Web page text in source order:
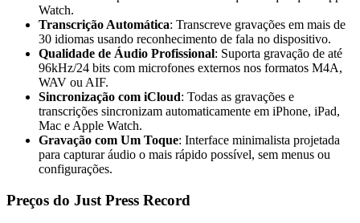
Watch.
Transcrição Automática: Transcreve gravações em mais de
30 idiomas usando reconhecimento de fala no dispositivo.
Qualidade de Áudio Profissional: Suporta gravação de até
96kHz/24 bits com microfones externos nos formatos M4A,
WAV ou AIF.
Sincronização com iCloud: Todas as gravações e
transcrições sincronizam automaticamente em iPhone, iPad,
Mac e Apple Watch.
Gravação com Um Toque: Interface minimalista projetada
para capturar áudio o mais rápido possível, sem menus ou
configurações.
Preços do Just Press Record